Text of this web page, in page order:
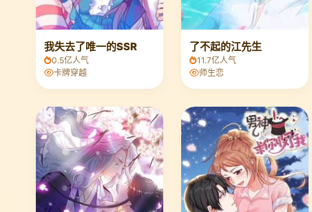
我失去了唯一的SSR
0.5亿人气
卡牌穿越
了不起的江先生
11.7亿人气
师生恋